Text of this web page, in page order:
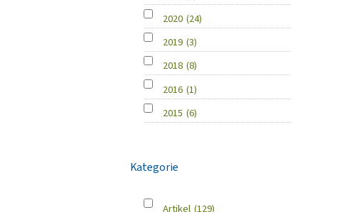
2020 (24)
2019 (3)
2018 (8)
2016 (1)
2015 (6)
Kategorie
Artikel (129)